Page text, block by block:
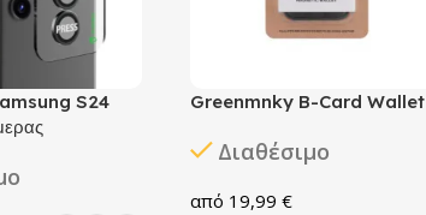
S24
Greenmnky B-Card Wallet
Διαθέσιμο
19,99 €